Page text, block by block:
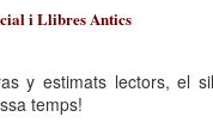
i Llibres Antics
y estimats lectors, el
temps!